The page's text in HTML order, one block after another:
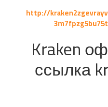
http://
Kraken
ссылка